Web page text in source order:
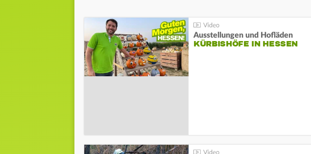
Ausstellungen und Hofläden
KÜRBISHÖFE IN HESSEN